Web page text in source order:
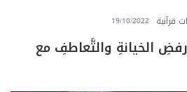
قرآنية 19/10/2022
الخيانةِ والتَّعاطفِ مع